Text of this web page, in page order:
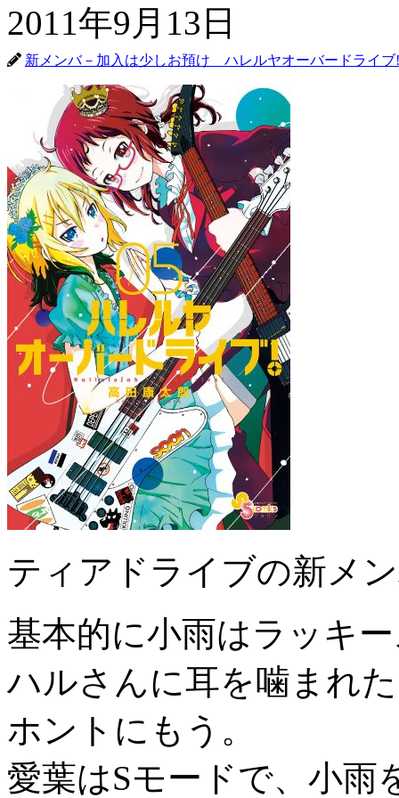
2011年9月13日
新メンバ－加入は少しお預け ハレルヤオーバードライブ
ティアドライブの新メ
基本的に小雨はラッキ
ハルさんに耳を噛まれ
ホントにもう。
愛葉はSモードで、小